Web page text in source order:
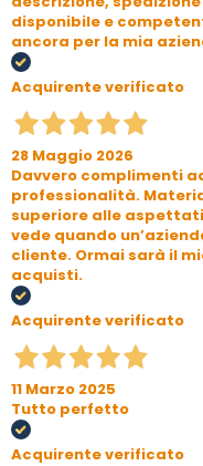
disponibile e
ancora per la mia
Acquirente verificato
28 Maggio 2026
Davvero complimenti
professionalità.
superiore alle
vede quando
cliente. Ormai sarà il
acquisti.
Acquirente verificato
11 Marzo 2025
Tutto perfetto
Acquirente verificato